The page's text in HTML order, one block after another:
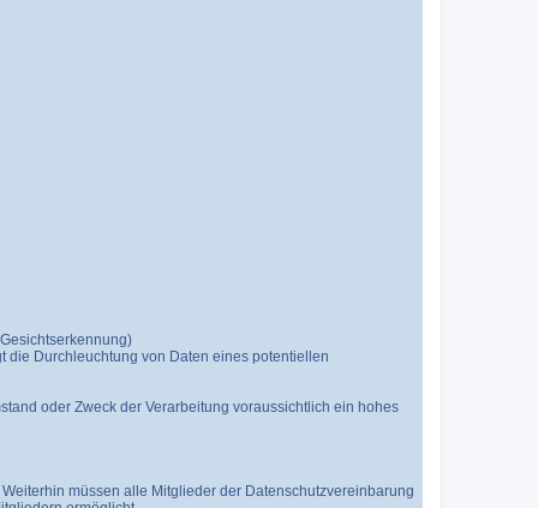
die Durchleuchtung von Daten eines potentiellen
oder Zweck der Verarbeitung voraussichtlich ein hohes
müssen alle Mitglieder der Datenschutzvereinbarung